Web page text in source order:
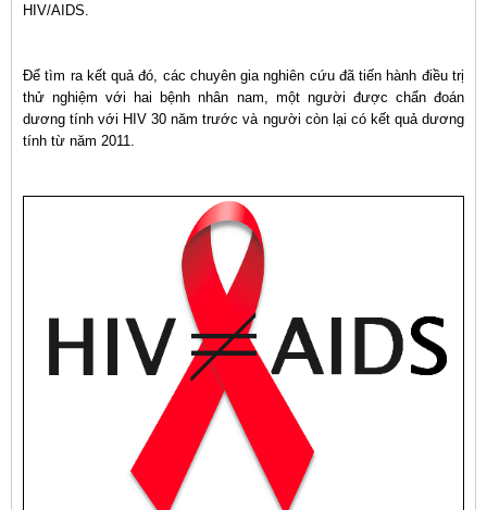
HIV/AIDS.
Để tìm ra kết quả đó, các chuyên gia nghiên cứu đã tiến hành điều trị
thử nghiệm với hai bệnh nhân nam, một người được chẩn đoán
dương tính với HIV 30 năm trước và người còn lại có kết quả dương
tính từ năm 2011.